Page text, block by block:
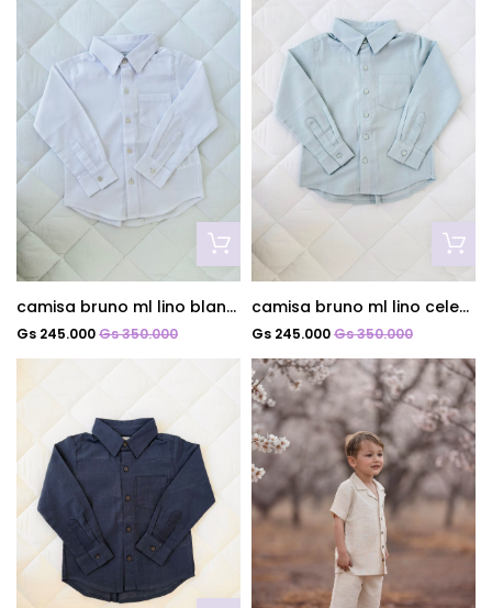
camisa bruno ml lino blanco
Gs 245.000Gs 350.000
camisa bruno ml lino celeste
Gs 245.000Gs 350.000